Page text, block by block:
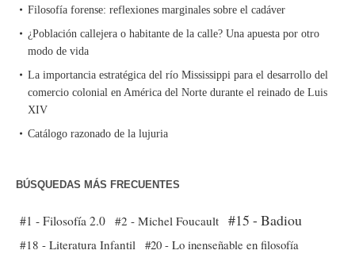
Filosofía forense: reflexiones marginales sobre el cadáver
¿Población callejera o habitante de la calle? Una apuesta por otro
modo de vida
La importancia estratégica del río Mississippi para el desarrollo del
comercio colonial en América del Norte durante el reinado de Luis
XIV
Catálogo razonado de la lujuria
BÚSQUEDAS MÁS FRECUENTES
#1 - Filosofía 2.0 #2 - Michel Foucault #15 - Badiou
#18 - Literatura Infantil #20 - Lo inenseñable en filosofía